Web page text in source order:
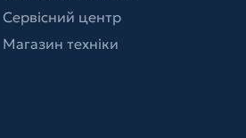
Сервісний центр
Магазин техніки